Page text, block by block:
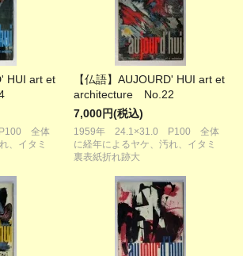
HUI art et
全体
、イタミ
【仏語】AUJOURD' HUI art et
architecture No.22
7,000円(税込)
1959年 24.1×31.0 P100 全体
に経年によるヤケ、汚れ、イタミ
裏表紙折れ跡大